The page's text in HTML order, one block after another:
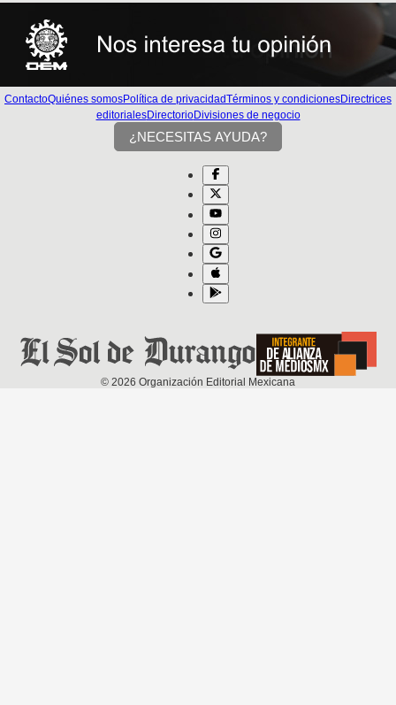
ContactoQuiénes somosPolítica de privacidadTérminos y condicionesDirectrices
editorialesDirectorioDivisiones de negocio
¿NECESITAS AYUDA?
© 2026 Organización Editorial Mexicana